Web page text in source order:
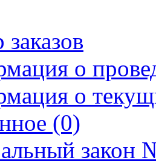
заказов
о
о
(0)
закон